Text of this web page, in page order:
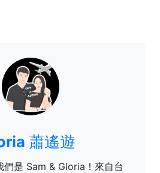
蕭遙遊
們是 Sam & Gloria！來自台